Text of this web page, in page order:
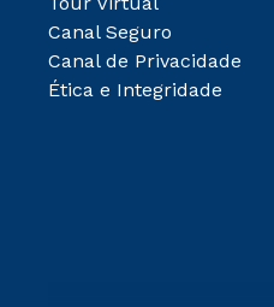
Canal Seguro
Canal de Privacidade
Ética e Integridade